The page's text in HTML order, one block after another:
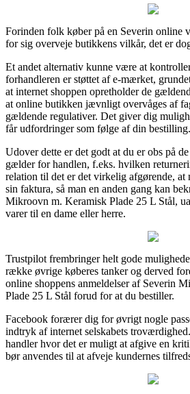
Forinden folk køber på en Severin online
for sig overveje butikkens vilkår, det er
Et andet alternativ kunne være at
forhandleren er støttet af e-mærket,
at internet shoppen opretholder de
at online butikken jævnligt overvåges af
gældende regulativer. Det giver dig
får udfordringer som følge af din bestilling.
Udover dette er det godt at du er obs på
gælder for handlen, f.eks. hvilken
relation til det er det virkelig afgørende, at
sin faktura, så man en anden gang kan
Mikroovn m. Keramisk Plade 25 L Stål,
varer til en dame eller herre.
Trustpilot frembringer helt gode
række øvrige køberes tanker og derved
online shoppens anmeldelser af Severin
Plade 25 L Stål forud for at du bestiller.
Facebook forærer dig for øvrigt nogle
indtryk af internet selskabets
handler hvor det er muligt at afgive en
bør anvendes til at afveje kundernes